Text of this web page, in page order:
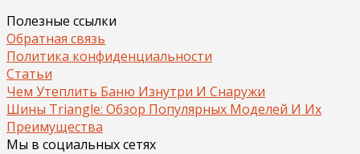
Полезные ссылки
Обратная связь
Политика конфиденциальности
Статьи
Чем Утеплить Баню Изнутри И Снаружи
Шины Triangle: Обзор Популярных Моделей И Их
Преимущества
Мы в социальных сетях